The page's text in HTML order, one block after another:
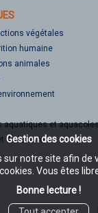
Gestion des cookies
notre site afin
Vous êtes
Bonne lecture !
végétales
humaine
animales
aquatiques et
de la terre